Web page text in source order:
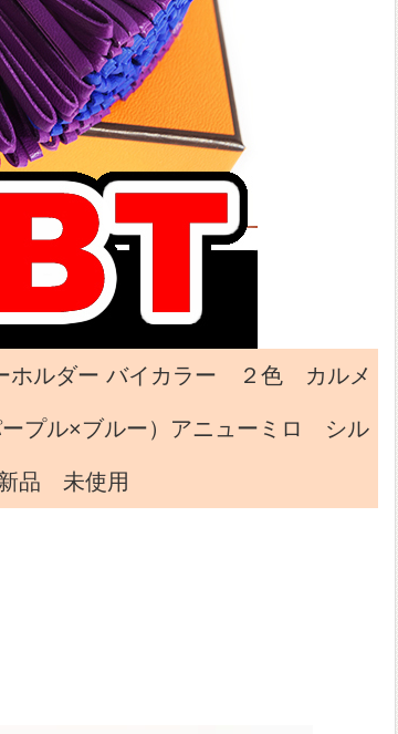
ホルダー バイカラー ２色 カルメ
プル×ブルー）アニューミロ シル
品 未使用